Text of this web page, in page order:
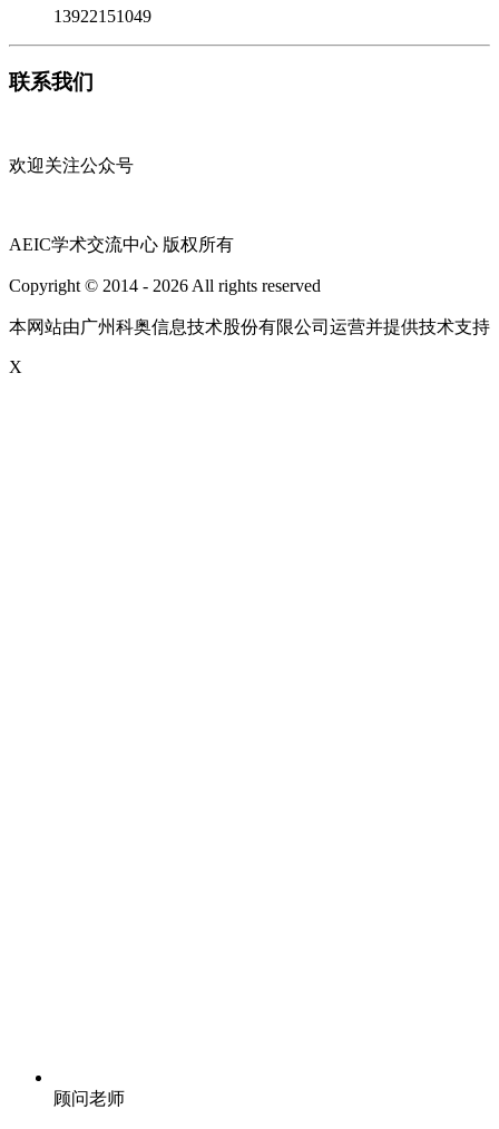
13922151049
联系我们
欢迎关注公众号
AEIC学术交流中心 版权所有
Copyright © 2014 - 2026 All rights reserved
本网站由广州科奥信息技术股份有限公司运营并提供技术支持
X
顾问老师